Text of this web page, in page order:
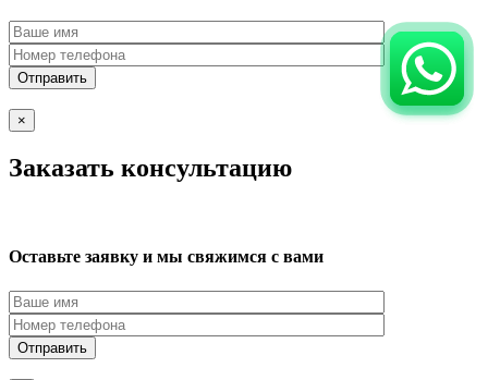
×
Заказать консультацию
Оставьте заявку и мы свяжимся с вами